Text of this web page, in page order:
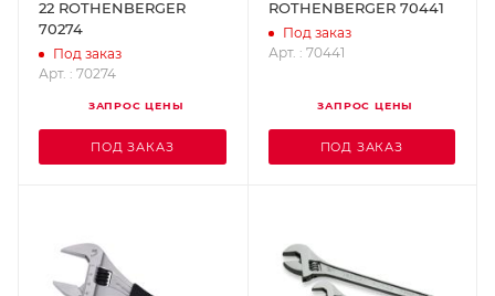
22 ROTHENBERGER
70274
Под заказ
Арт. : 70274
ЗАПРОС ЦЕНЫ
ПОД ЗАКАЗ
ROTHENBERGER 70441
Под заказ
Арт. : 70441
ЗАПРОС ЦЕНЫ
ПОД ЗАКАЗ